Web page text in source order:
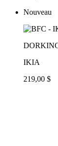
Nouveau
IKIA
219,00 $